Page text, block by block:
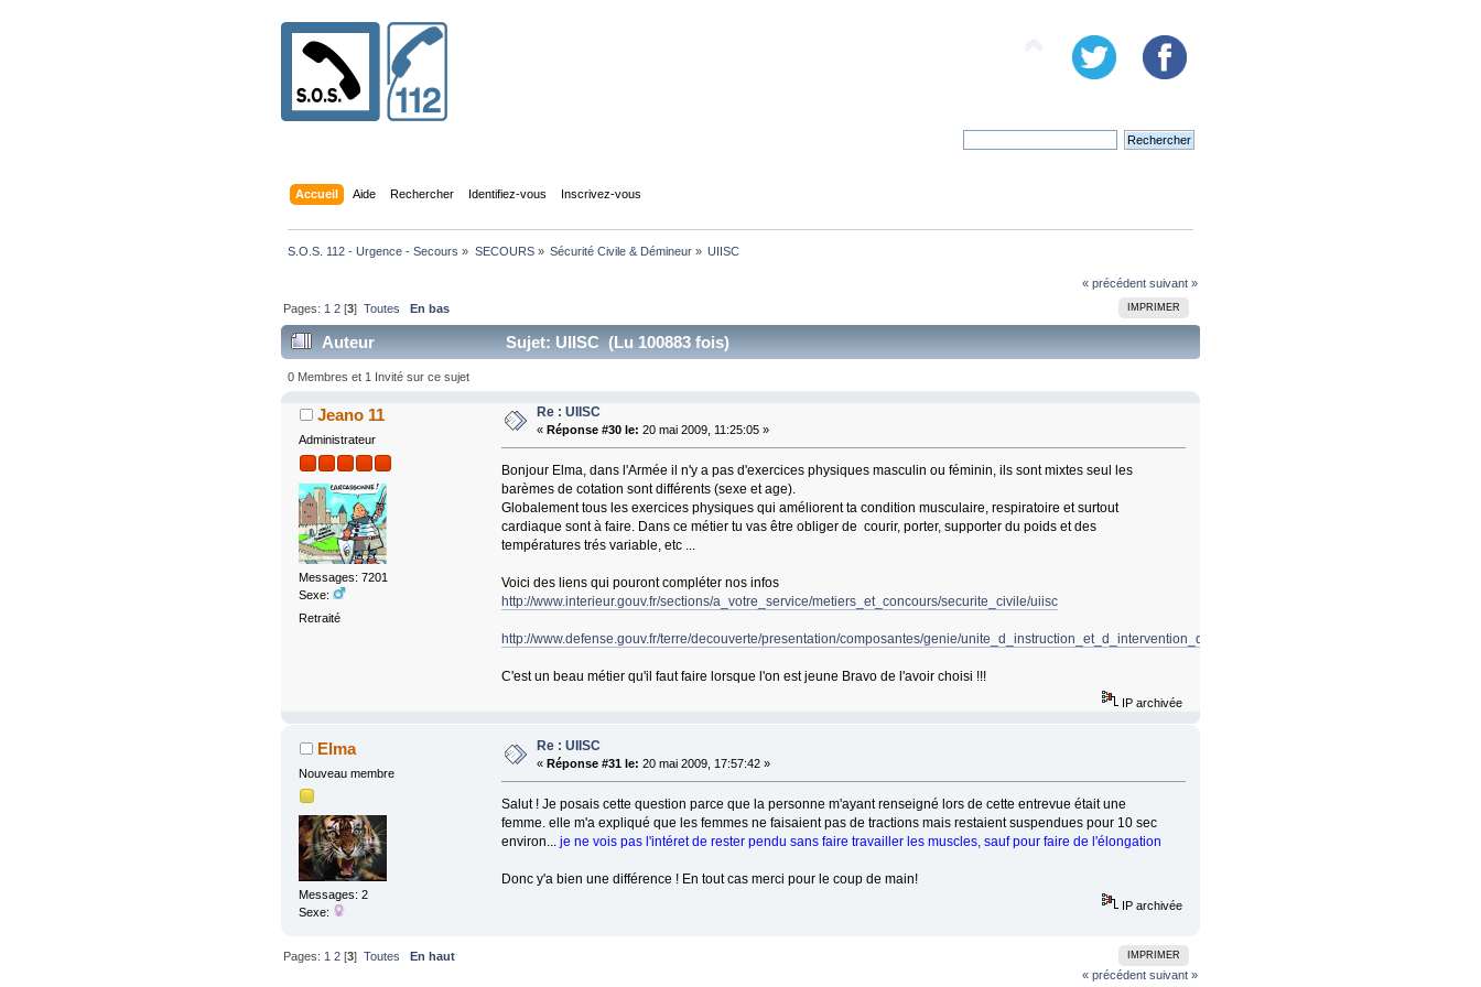
Accueil Aide Rechercher Identifiez-vous Inscrivez-vous
S.O.S. 112 - Urgence - Secours » SECOURS» Sécurité Civile & Démineur » UIISC
« précédent suivant »
IMPRIMER
Pages: 1 2 [3]Toutes En bas
Auteur Sujet: UIISC (Lu 100883 fois)
0 Membres et 1 Invité sur ce sujet
Jeano 11
Administrateur
Messages: 7201
Sexe:
Retraité
Re : UIISC
«Réponse #30 le: 20 mai 2009, 11:25:05 »
Bonjour Elma, dans l'Armée il n'y a pas d'exercices physiques masculin ou féminin, ils sont mixtes seul les
barèmes de cotation sont différents (sexe et age).
Globalement tous les exercices physiques qui améliorent ta condition musculaire, respiratoire et surtout
cardiaque sont à faire. Dans ce métier tu vas être obliger de courir, porter, supporter du poids et des
températures trés variable, etc ...
Voici des liens qui pouront compléter nos infos
http://www.interieur.gouv.fr/sections/a_votre_service/metiers_et_concours/securite_civile/uiisc
http://www.defense.gouv.fr/terre/decouverte/presentation/composantes/genie/unite_d_instruction_et_d_intervention_de_la_securite_civile_7
C'est un beau métier qu'il faut faire lorsque l'on est jeune Bravo de l'avoir choisi !!!
IP archivée
Elma
Nouveau membre
Messages: 2
Sexe:
Re : UIISC
« Réponse #31 le: 20 mai 2009, 17:57:42 »
Salut ! Je posais cette question parce que la personne m'ayant renseigné lors de cette entrevue était une
femme. elle m'a expliqué que les femmes ne faisaient pas de tractions mais restaient suspendues pour 10 sec
environ... je ne vois pas l'intéret de rester pendu sans faire travailler les muscles, sauf pour faire de l'élongation
Donc y'a bien une différence ! En tout cas merci pour le coup de main!
IP archivée
IMPRIMER
Pages: 1 2 [3]Toutes
En haut
« précédent suivant »